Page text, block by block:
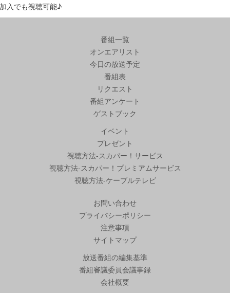
入でも視聴可能♪
番組一覧
オンエアリスト
今日の放送予定
番組表
リクエスト
番組アンケート
ゲストブック
イベント
プレゼント
視聴方法-スカパー！サービス
視聴方法-スカパー！プレミアムサービス
視聴方法-ケーブルテレビ
お問い合わせ
プライバシーポリシー
注意事項
サイトマップ
放送番組の編集基準
番組審議委員会議事録
会社概要